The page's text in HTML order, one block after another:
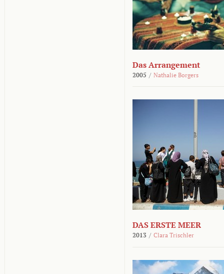
Das Arrangement
2005 / Nathalie Borgers
DAS ERSTE MEER
2013 / Clara Trischler